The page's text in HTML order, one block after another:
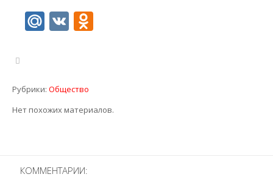
Mail.Ru
VKOdnoklassniki
Рубрики: Общество
Нет похожих материалов.
КОММЕНТАРИИ: